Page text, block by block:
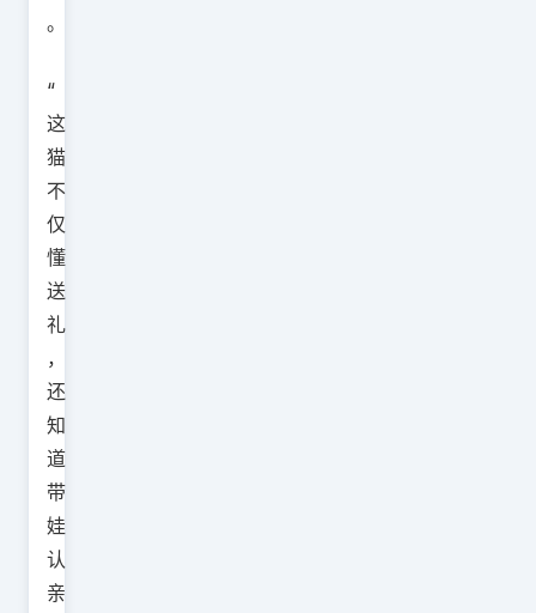
。
“
这
猫
不
仅
懂
送
礼
，
还
知
道
带
娃
认
亲